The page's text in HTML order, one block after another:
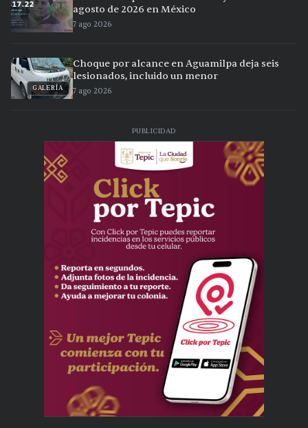
agosto de 2026 en México
7 ago 2026
GALERÍA
Choque por alcance en Aguamilpa deja seis
lesionados, incluido un menor
7 ago 2026
PUBLICIDAD